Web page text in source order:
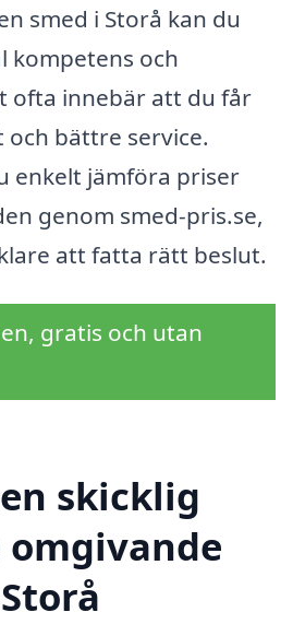
smed i Storå kan du
kompetens och
ofta innebär att du får
bättre service.
enkelt jämföra priser
genom smed-pris.se,
att fatta rätt beslut.
gratis och utan
skicklig
omgivande